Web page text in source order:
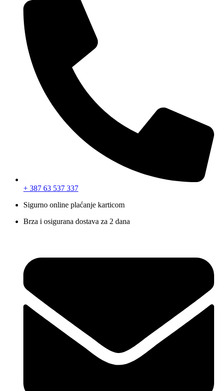
+ 387 63 537 337
Sigurno online plaćanje karticom
Brza i osigurana dostava za 2 dana